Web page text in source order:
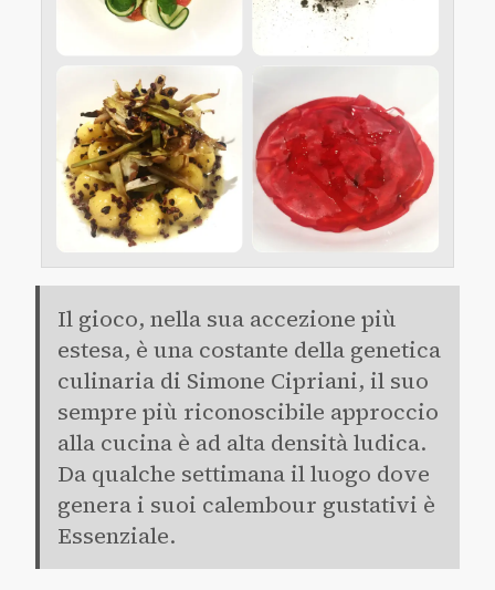
Il gioco, nella sua accezione più
estesa, è una costante della genetica
culinaria di Simone Cipriani, il suo
sempre più riconoscibile approccio
alla cucina è ad alta densità ludica.
Da qualche settimana il luogo dove
genera i suoi calembour gustativi è
Essenziale.